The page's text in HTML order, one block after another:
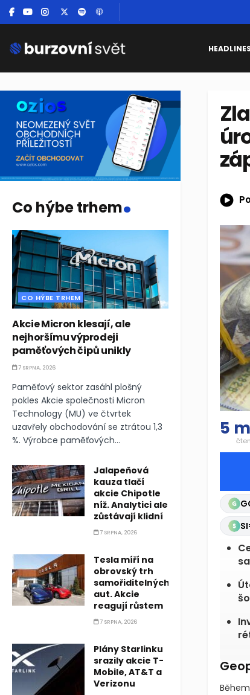
HEADLINES
5
Co hýbe trhem.
CO HÝBE TRHEM
Akcie Micron klesají, ale
nejhoršímu výprodeji
paměťových čipů unikly
7 SRPNA, 2026
Paměťový sektor zasáhl plošný
pokles Akcie společnosti Micron
Technology (MU) ve čtvrtek
uzavřely obchodování se ztrátou 1,3
%. Výrobce paměťových...
Jalapeňová
kauza tlačí
akcie Chipotle
níž. Analytici ale
zůstávají klidní
7 SRPNA, 2026
Tesla míří na
obrovský trh
samořiditelných
aut. Akcie
reagují růstem
7 SRPNA, 2026
Plány Starlinku
srazily akcie T-
Mobile, AT&T a
Verizonu